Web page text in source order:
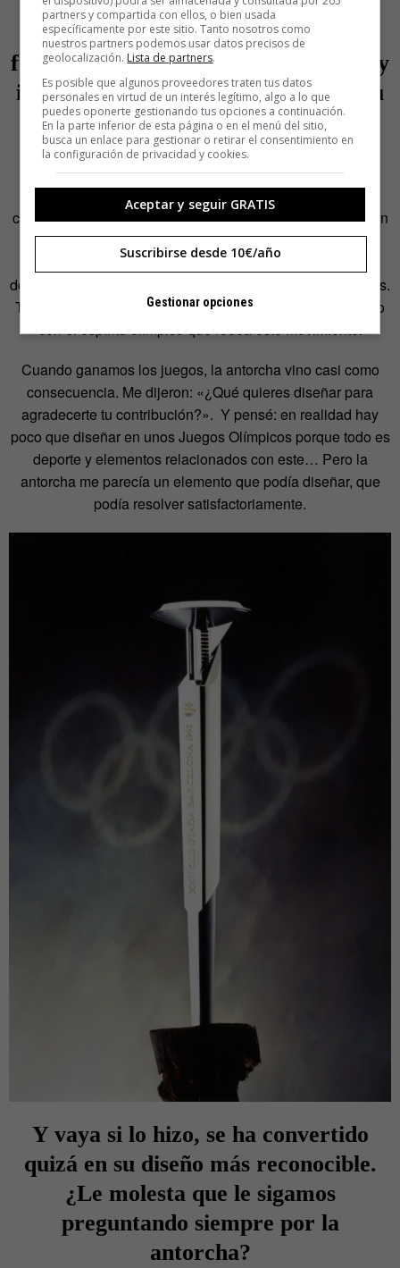
años, a nivel de diseño y urbanismo,
fueron los Juegos Olímpicos. Y no hay
icono que mejor lo represente que su
antorcha. ¿Cómo fue el proceso de
creación?
Mi primer contacto con el movimiento olímpico, y
concretamente con la candidatura de Barcelona, no fue con
la antorcha. Fue con eldosierde candidatura. Barcelona,
para presentarse como candidata, tenía que presentar un
dosier en el que se dieran respuestas a todas las preguntas.
Tuve que preparar este dosier y ese fue mi primer contacto
con el espíritu olímpico que rodea este movimiento.
Cuando ganamos los juegos, la antorcha vino casi como
consecuencia. Me dijeron: «¿Qué quieres diseñar para
agradecerte tu contribución?». Y pensé: en realidad hay
poco que diseñar en unos Juegos Olímpicos porque todo es
deporte y elementos relacionados con este… Pero la
antorcha me parecía un elemento que podía diseñar, que
podía resolver satisfactoriamente.
Y vaya si lo hizo, se ha convertido
quizá en su diseño más reconocible.
¿Le molesta que le sigamos
preguntando siempre por la
antorcha?
partners y compartida con ellos, o bien usada
específicamente por este sitio. Tanto nosotros como
nuestros partners podemos usar datos precisos de
geolocalización. Lista de partners.
Es posible que algunos proveedores traten tus datos
personales en virtud de un interés legítimo, algo a lo que
puedes oponerte gestionando tus opciones a continuación.
En la parte inferior de esta página o en el menú del sitio,
busca un enlace para gestionar o retirar el consentimiento en
la configuración de privacidad y cookies.
Aceptar y seguir GRATIS
Suscribirse desde 10€/año
Gestionar opciones